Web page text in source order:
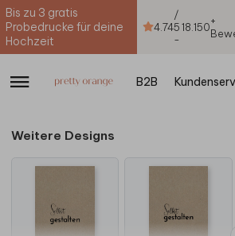
Bis zu 3 gratis
Probedrucke für deine
Hochzeit
4.74
/
5
-
18.150+
B2B
Weitere Designs